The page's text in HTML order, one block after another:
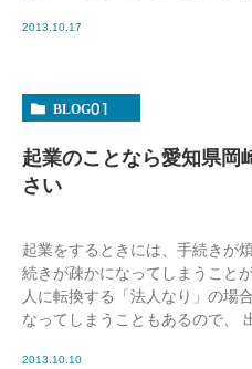
2013.10.17
BLOG01
起業のことなら愛知県岡
さい
起業をするときには、手続きが
続きが疎かになってしまうこと
人に転換する「法人なり」の場
なってしまうこともあるので、
2013.10.10